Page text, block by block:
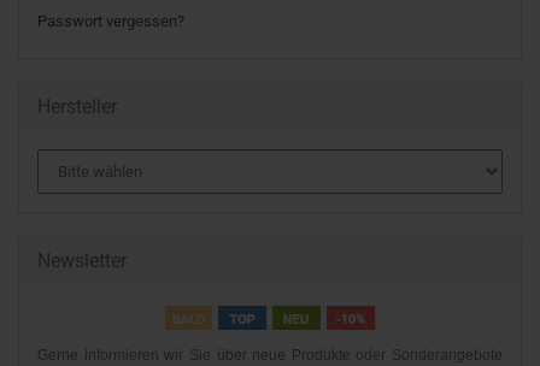
Passwort vergessen?
Hersteller
Newsletter
Gerne informieren wir Sie über neue Produkte oder Sonderangebote